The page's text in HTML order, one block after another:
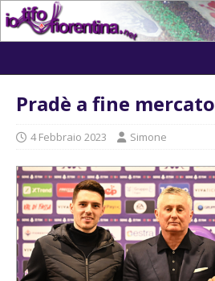
Pradè a fine mercato
4 Febbraio 2023 Simone